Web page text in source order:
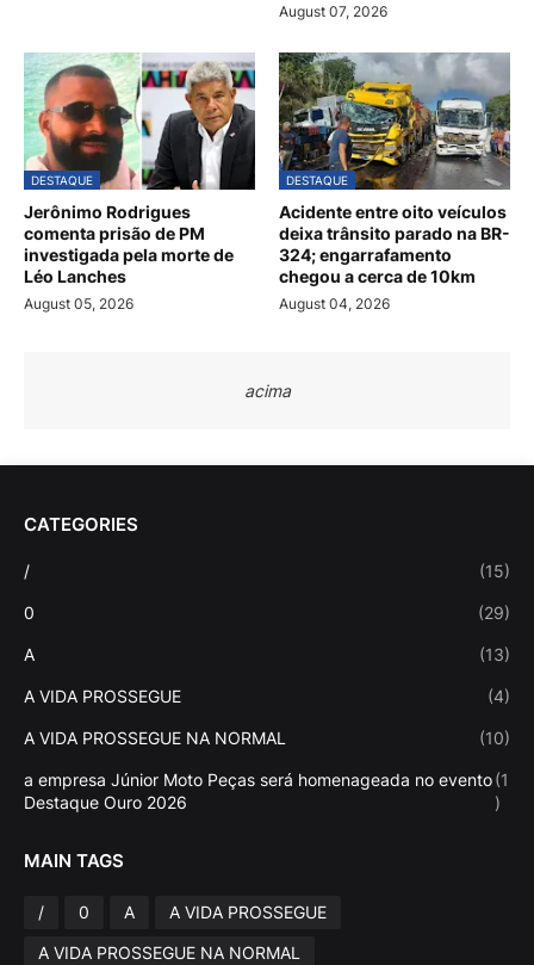
August 07, 2026
DESTAQUE
Jerônimo Rodrigues
comenta prisão de PM
investigada pela morte de
Léo Lanches
August 05, 2026
DESTAQUE
Acidente entre oito veículos
deixa trânsito parado na BR-
324; engarrafamento
chegou a cerca de 10km
August 04, 2026
acima
CATEGORIES
/ (15)
0 (29)
A (13)
A VIDA PROSSEGUE (4)
A VIDA PROSSEGUE NA NORMAL (10)
a empresa Júnior Moto Peças será homenageada no evento
Destaque Ouro 2026
(1
)
MAIN TAGS
/ 0 A
A VIDA PROSSEGUE
A VIDA PROSSEGUE NA NORMAL